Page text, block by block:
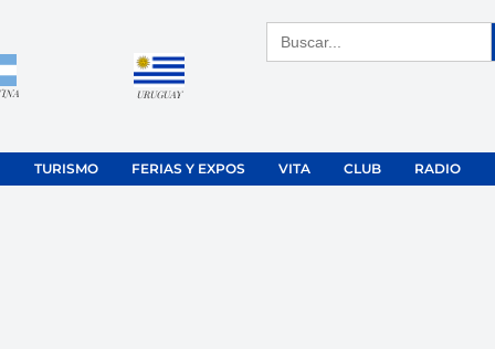
URUGUAY
Buscar:
TURISMO FERIAS Y EXPOS VITA CLUB RADIO